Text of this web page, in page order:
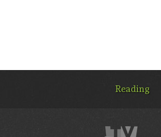
MENUReading